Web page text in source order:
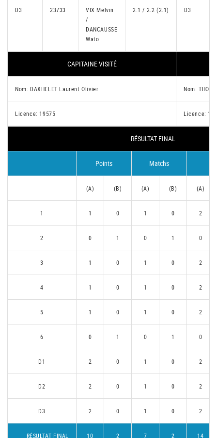
D3 23733
VIX Melvin
/
DANCAUSSE
Wato
2.1 / 2.2 (2.1) D3
CAPITAINE VISITÉ
Nom: DAXHELET Laurent Olivier Nom:
Licence: 19575 Licence:
RÉSULTAT FINAL
Points Matchs
(A) (B) (A) (B) (A)
1 1 0 1 0 2
2 0 1 0 1 0
3 1 0 1 0 2
4 1 0 1 0 2
5 1 0 1 0 2
6 0 1 0 1 0
D1 2 0 1 0 2
D2 2 0 1 0 2
D3 2 0 1 0 2
RÉSULTAT FINAL 10 2 7 2 14